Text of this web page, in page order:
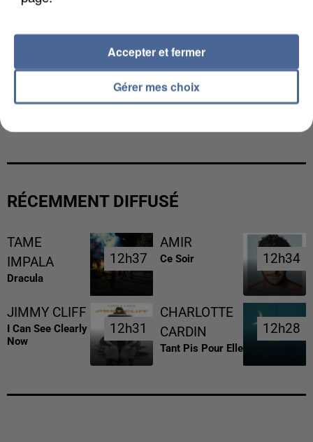
MAFIA INTERPELLÉ EN ALGÉRIE
RÉCEMMENT DIFFUSÉ
TAME
IMPALA
Dracula
12h37
12h37
AMIR
Ce Soir 12h34
12h34
JIMMY CLIFF
I Can See Clearly
Now
12h31
12h31
CHARLOTTE
CARDIN
Tant Pis Pour Elle
12h28
12h28
Gérer mes choix
Accepter et fermer